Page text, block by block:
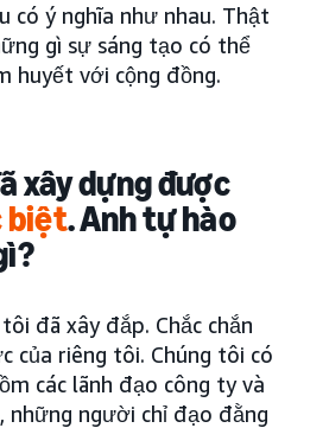
có ý nghĩa như nhau. Thật
gì sự sáng tạo có thể
huyết với cộng đồng.
xây dựng được
biệt. Anh tự hào
đã xây đắp. Chắc chắn
của riêng tôi. Chúng tôi có
các lãnh đạo công ty và
những người chỉ đạo đằng